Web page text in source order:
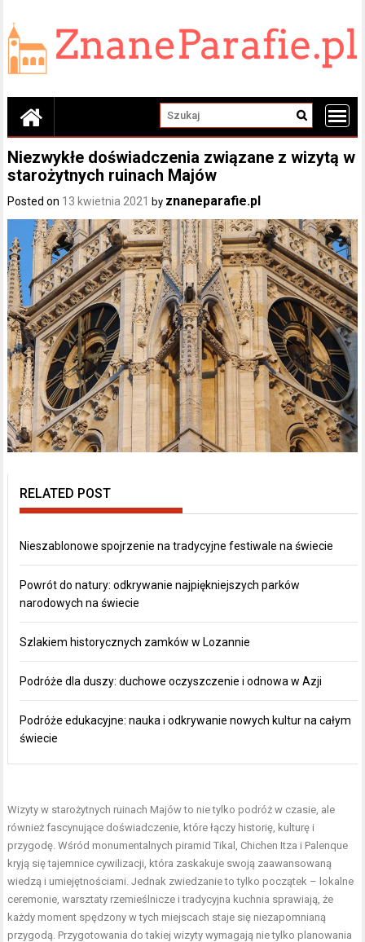
content
Niezwykłe doświadczenia związane z wizytą w
starożytnych ruinach Majów
Posted on 13 kwietnia 2021 by znaneparafie.pl
RELATED POST
Nieszablonowe spojrzenie na tradycyjne festiwale na świecie
Powrót do natury: odkrywanie najpiękniejszych parków
narodowych na świecie
Szlakiem historycznych zamków w Lozannie
Podróże dla duszy: duchowe oczyszczenie i odnowa w Azji
Podróże edukacyjne: nauka i odkrywanie nowych kultur na całym
świecie
Wizyty w starożytnych ruinach Majów to nie tylko podróż w czasie, ale
również fascynujące doświadczenie, które łączy historię, kulturę i
przygodę. Wśród monumentalnych piramid Tikal, Chichen Itza i Palenque
kryją się tajemnice cywilizacji, która zaskakuje swoją zaawansowaną
wiedzą i umiejętnościami. Jednak zwiedzanie to tylko początek – lokalne
ceremonie, warsztaty rzemieślnicze i tradycyjna kuchnia sprawiają, że
każdy moment spędzony w tych miejscach staje się niezapomnianą
przygodą. Przygotowania do takiej wizyty wymagają nie tylko planowania